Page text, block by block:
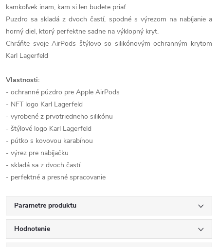
kamkoľvek inam, kam si len budete priať.
Puzdro sa skladá z dvoch častí, spodné s výrezom na nabíjanie a
horný diel, ktorý perfektne sadne na výklopný kryt.
Chráňte svoje AirPods štýlovo so silikónovým ochranným krytom
Karl Lagerfeld
Vlastnosti:
- ochranné púzdro pre Apple AirPods
- NFT logo Karl Lagerfeld
- vyrobené z prvotriedneho silikónu
- štýlové logo Karl Lagerfeld
- pútko s kovovou karabínou
- výrez pre nabíjačku
- skladá sa z dvoch častí
- perfektné a presné spracovanie
Parametre produktu
Hodnotenie